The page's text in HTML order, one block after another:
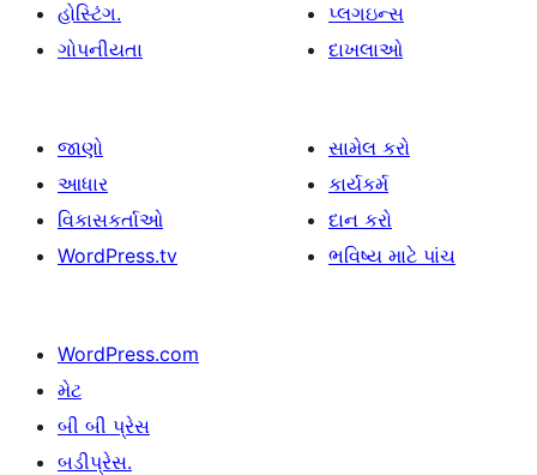
હોસ્ટિંગ.
ગોપનીયતા
પ્લગઇન્સ
દાખલાઓ
જાણો
આધાર
વિકાસકર્તાઓ
WordPress.tv
સામેલ કરો
કાર્યકર્મ
દાન કરો
ભવિષ્ય માટે પાંચ
WordPress.com
મેટ
બી બી પ્રેસ
બડીપ્રેસ.